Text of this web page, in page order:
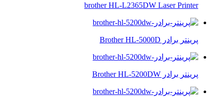
brother HL-L2365DW Laser Printer
پرینتر برادر Brother HL-5000D
پرینتر برادر Brother HL-5200DW